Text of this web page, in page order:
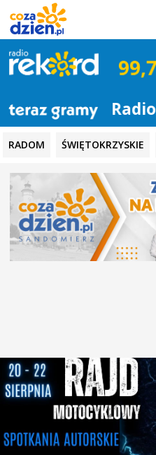
Radio
RADOM ŚWIĘTOKRZYSKIE